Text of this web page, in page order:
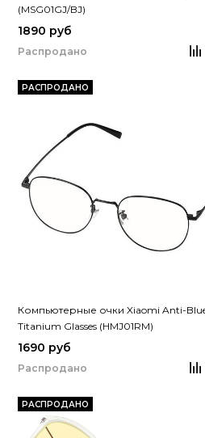
(MSG01GJ/BJ)
1890 руб
Распродано
РАСПРОДАНО
Компьютерные очки Xiaomi Anti-
Titanium Glasses (HMJ01RM)
1690 руб
Распродано
РАСПРОДАНО